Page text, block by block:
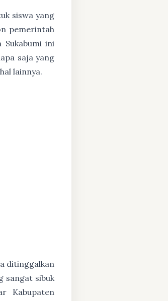
siswa yang
pemerintah
Sukabumi ini
saja yang
lainnya.
ditinggalkan
sangat sibuk
Kabupaten